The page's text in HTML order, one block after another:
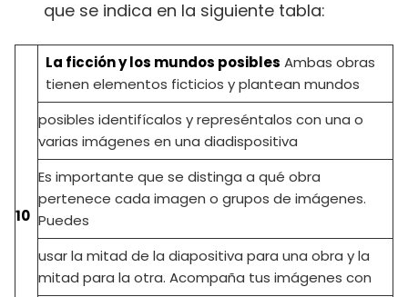
que se indica en la siguiente tabla:
10
La ficción y los mundos posibles Ambas obras
tienen elementos ficticios y plantean mundos
posibles identifícalos y represéntalos con una o
varias imágenes en una diadispositiva
Es importante que se distinga a qué obra
pertenece cada imagen o grupos de imágenes.
Puedes
usar la mitad de la diapositiva para una obra y la
mitad para la otra. Acompaña tus imágenes con